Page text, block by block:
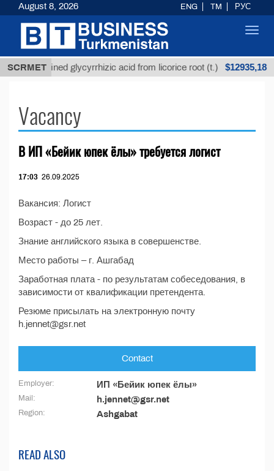
SCRMET
Unrefined glycyrrhizic acid from licorice root (t.) $12935,18
Vacancy
В ИП «Бейик юпек ёлы» требуется логист
17:03 26.09.2025
Вакансия: Логист
Возраст - до 25 лет.
Знание английского языка в совершенстве.
Место работы – г. Ашгабад
Заработная плата - по результатам собеседования, в
зависимости от квалификации претендента.
Резюме присылать на электронную почту
h.jennet@gsr.net
Contact
Employer: ИП «Бейик юпек ёлы»
Mail: h.jennet@gsr.net
Region: Ashgabat
READ ALSO
August 8, 2026 ENG TM РУС